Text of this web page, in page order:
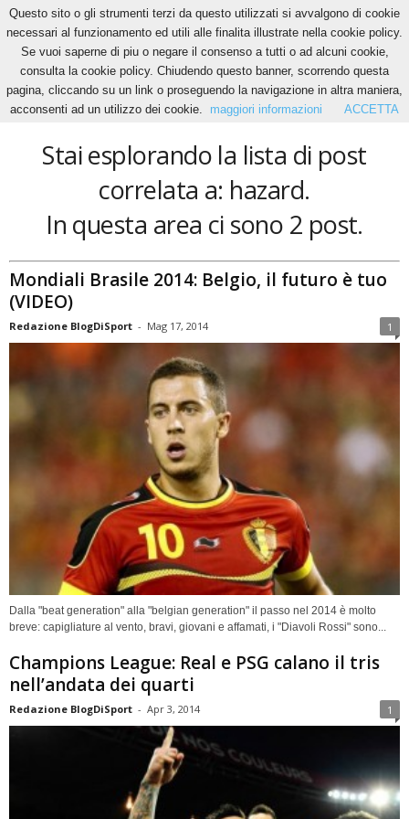
Home Tags Hazard
hazard
Stai esplorando la lista di post
correlata a: hazard.
In questa area ci sono 2 post.
Mondiali Brasile 2014: Belgio, il futuro è tuo
(VIDEO)
Redazione BlogDiSport - Mag 17, 2014 1
Dalla "beat generation" alla "belgian generation" il passo nel 2014 è molto
breve: capigliature al vento, bravi, giovani e affamati, i "Diavoli Rossi" sono...
Champions League: Real e PSG calano il tris
nell’andata dei quarti
Redazione BlogDiSport - Apr 3, 2014 1
Questo sito o gli strumenti terzi da questo utilizzati si avvalgono di cookie
necessari al funzionamento ed utili alle finalita illustrate nella cookie policy.
Se vuoi saperne di piu o negare il consenso a tutti o ad alcuni cookie,
consulta la cookie policy. Chiudendo questo banner, scorrendo questa
pagina, cliccando su un link o proseguendo la navigazione in altra maniera,
acconsenti ad un utilizzo dei cookie.
maggiori informazioni ACCETTA